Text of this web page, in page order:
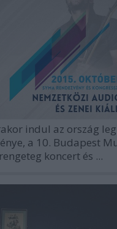
indul az ország
a 10. Budapest
koncert és ...